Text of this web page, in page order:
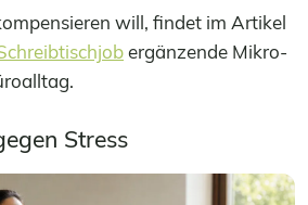
will, findet im Artikel
ergänzende Mikro-
Stress